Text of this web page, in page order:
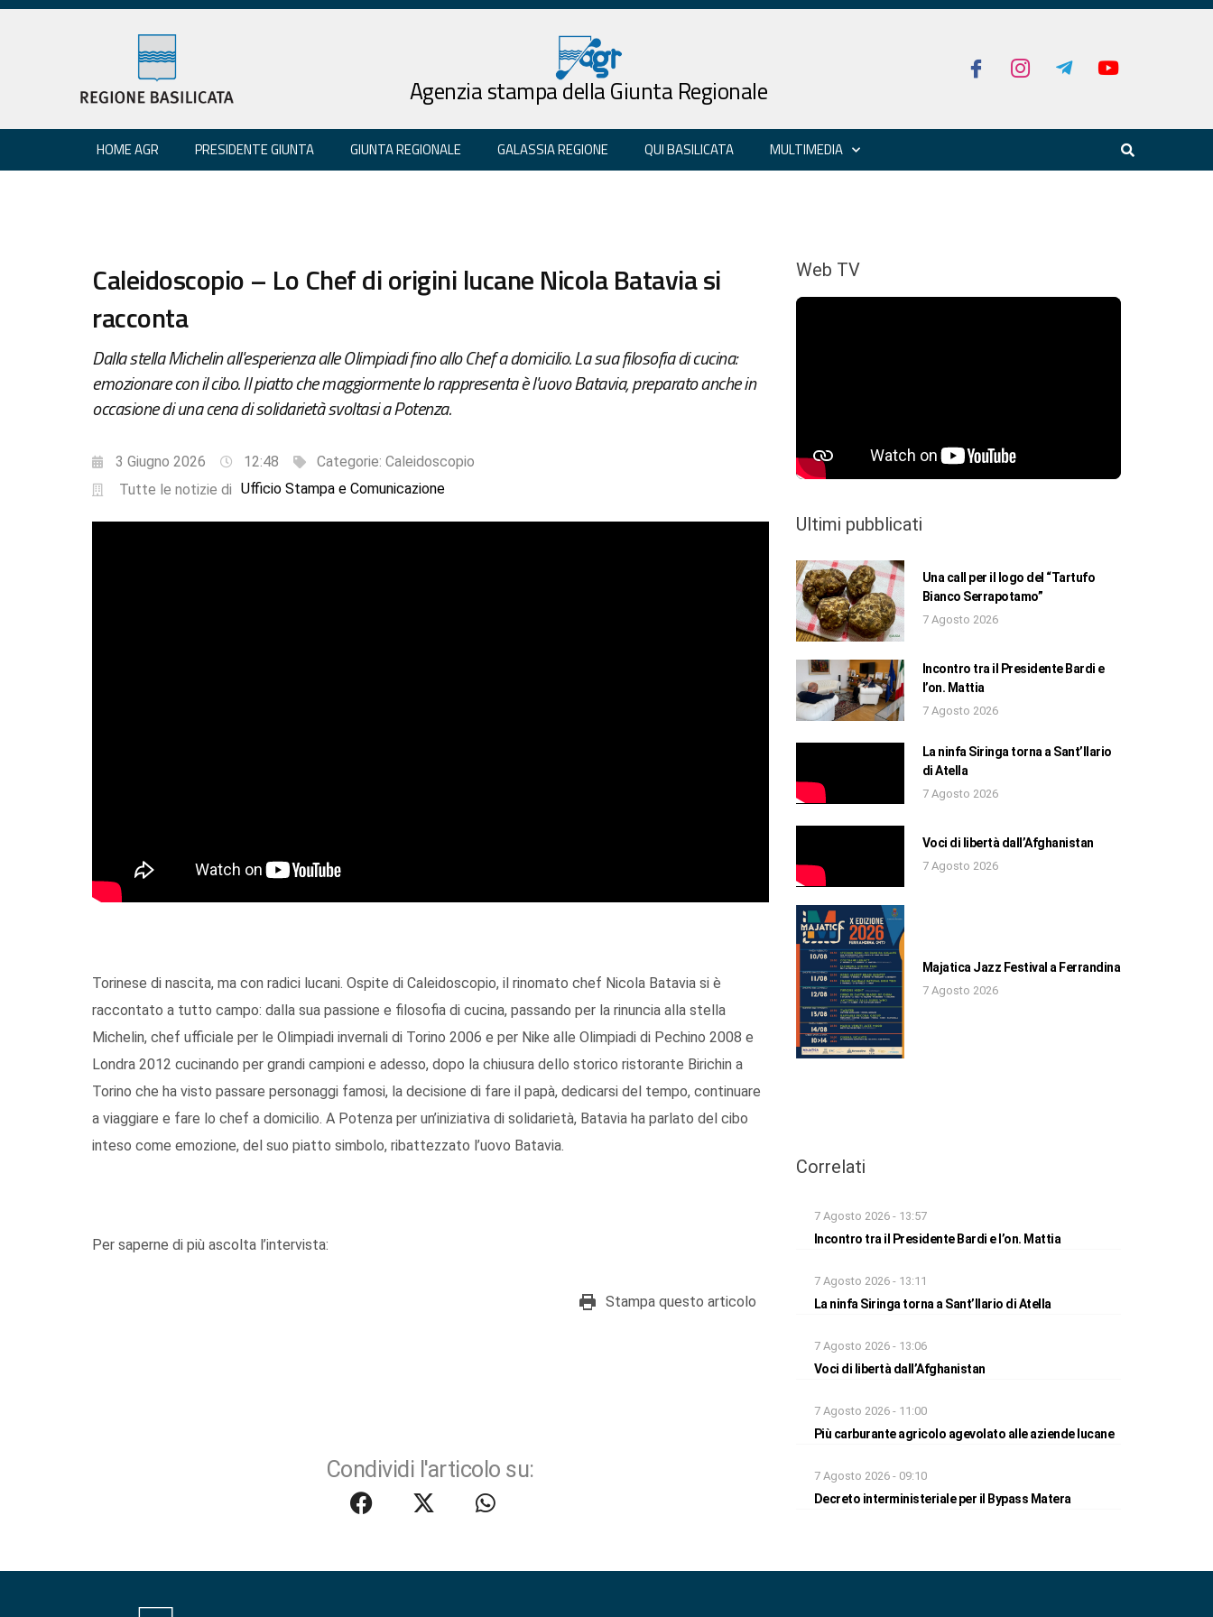
Agenzia stampa della Giunta Regionale
HOME AGR PRESIDENTE GIUNTA GIUNTA REGIONALE GALASSIA REGIONE QUI BASILICATA MULTIMEDIA
Caleidoscopio – Lo Chef di origini lucane Nicola Batavia si
racconta
Dalla stella Michelin all'esperienza alle Olimpiadi fino allo Chef a domicilio. La sua filosofia di cucina:
emozionare con il cibo. Il piatto che maggiormente lo rappresenta è l'uovo Batavia, preparato anche in
occasione di una cena di solidarietà svoltasi a Potenza.
3 Giugno 2026 12:48 Categorie: Caleidoscopio
Tutte le notizie di Ufficio Stampa e Comunicazione
Torinese di nascita, ma con radici lucani. Ospite di Caleidoscopio, il rinomato chef Nicola Batavia si è
raccontato a tutto campo: dalla sua passione e filosofia di cucina, passando per la rinuncia alla stella
Michelin, chef ufficiale per le Olimpiadi invernali di Torino 2006 e per Nike alle Olimpiadi di Pechino 2008 e
Londra 2012 cucinando per grandi campioni e adesso, dopo la chiusura dello storico ristorante Birichin a
Torino che ha visto passare personaggi famosi, la decisione di fare il papà, dedicarsi del tempo, continuare
a viaggiare e fare lo chef a domicilio. A Potenza per un’iniziativa di solidarietà, Batavia ha parlato del cibo
inteso come emozione, del suo piatto simbolo, ribattezzato l’uovo Batavia.
Per saperne di più ascolta l’intervista:
Stampa questo articolo
Condividi l'articolo su:
Web TV
Ultimi pubblicati
Una call per il logo del “Tartufo
Bianco Serrapotamo”
7 Agosto 2026
Incontro tra il Presidente Bardi e
l’on. Mattia
7 Agosto 2026
La ninfa Siringa torna a Sant’Ilario
di Atella
7 Agosto 2026
Voci di libertà dall’Afghanistan
7 Agosto 2026
Majatica Jazz Festival a Ferrandina
7 Agosto 2026
Correlati
7 Agosto 2026 - 13:57
Incontro tra il Presidente Bardi e l’on. Mattia
7 Agosto 2026 - 13:11
La ninfa Siringa torna a Sant’Ilario di Atella
7 Agosto 2026 - 13:06
Voci di libertà dall’Afghanistan
7 Agosto 2026 - 11:00
Più carburante agricolo agevolato alle aziende lucane
7 Agosto 2026 - 09:10
Decreto interministeriale per il Bypass Matera